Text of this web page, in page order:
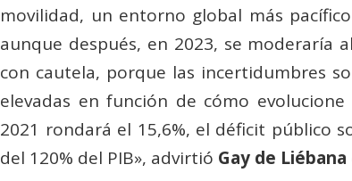
movilidad, un entorno global más
aunque después, en 2023, se moderaría
con cautela, porque las incertidumbres
elevadas en función de cómo
2021 rondará el 15,6%, el déficit público
del 120% del PIB», advirtió Gay de Liébana